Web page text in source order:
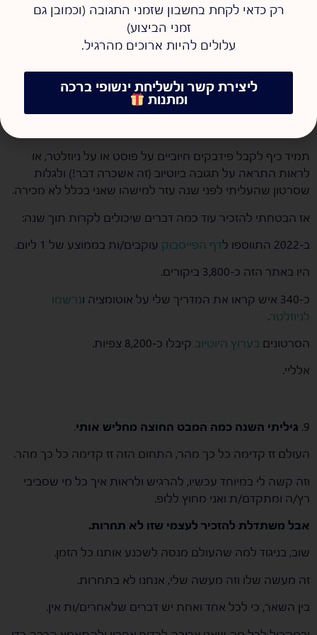
תודה לאל הגעתי למצב שגם אם אני לא מפרסמת – דברים זזים,
ואני רוצה בזה.
ב. אני ממש אוהבת לכתוב, להצטלם, לשתף ולקבל במה, והעסק
תמיד כיף לקבל פידבקים חיוביים על פוסט או על ניוזלטר, או
לראות התראה על תגובה ביוטיוב (זה אשכרה דבר!) ולגלות
שסרטון שהעליתי לפני שנה עזר למישהו שאני בכלל לא מכירה.
אז הבטחתי להזכיר עוד כמה דברים שיכולים לקרות תוך שנה:
ב-2022 התווספו ל
דף הפייסבוק עוקבים/ות בממוצע של 1 ליום.
היו באתר הזה כ-3,800 ביקורים.
כ-340 איש קראו את המדריך שלי על אוטומציה ו
נרשמו
לניוזלטר.
הסרטונים בערוץ היוטיוב קיבלו כ-8,200 צפיות.
אלליי.
9. גיליתי השנה כמה המבט החוצה מחליש אותי.
העולם זז קדימה כל כך מהר, התחום הזה זז קדימה כל כך מהר.
וזה קשה לי במיוחד עכשיו, להרגיש ולראות איך כל מי שסביבי
רץ/ה ומתקדם/ת ואני מחוץ ללופ.
אבל משתדלת להזכיר לעצמי שזו לא תחרות.
שוב, בניגוד למה שהעולם מנסה לשכנע אותנו כל הזמן.
זה מעשה שלו וזה מעשה שלי, אנחנו לא בתחרות.
בין השאר, כי לכל אחד ואחת יש דברים שלאחרים/ות אין.
רק כדאי לקחת בחשבון שזמני התגובה (וכמובן גם
זמני הביצוע)
עלולים להיות ארוכים מהרגיל.
ליצירת קשר ולשליחת ינשופי ברכה
ומתנות